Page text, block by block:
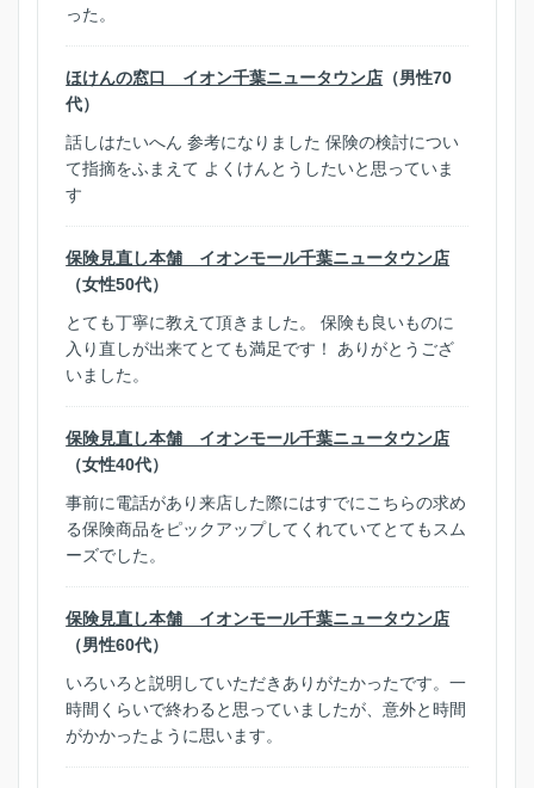
った。
ほけんの窓口 イオン千葉ニュータウン店 （男性70
代）
話しはたいへん 参考になりました 保険の検討につい
て指摘をふまえて よくけんとうしたいと思っていま
す
保険見直し本舗 イオンモール千葉ニュータウン店
（女性50代）
とても丁寧に教えて頂きました。 保険も良いものに
入り直しが出来てとても満足です！ ありがとうござ
いました。
保険見直し本舗 イオンモール千葉ニュータウン店
（女性40代）
事前に電話があり来店した際にはすでにこちらの求め
る保険商品をピックアップしてくれていてとてもスム
ーズでした。
保険見直し本舗 イオンモール千葉ニュータウン店
（男性60代）
いろいろと説明していただきありがたかったです。一
時間くらいで終わると思っていましたが、意外と時間
がかかったように思います。